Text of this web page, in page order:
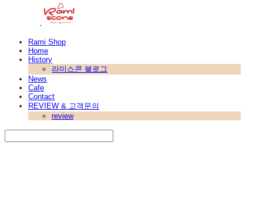
Rami Shop
Home
History
라미스콘 블로그
News
Cafe
Contact
REVIEW & 고객문의
review